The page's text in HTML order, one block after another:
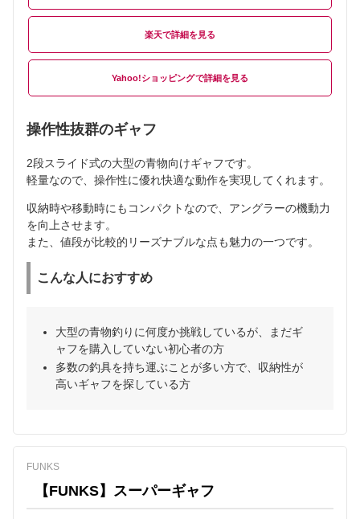
楽天
Yahoo!ショッピング
操作性抜群のギャフ
2段スライド式の大型の青物向けギャフです。
軽量なので、操作性に優れ快適な動作を実現してくれます。
収納時や移動時にもコンパクトなので、アングラーの機動力
を向上させます。
また、値段が比較的リーズナブルな点も魅力の一つです。
こんな人におすすめ
大型の青物釣りに何度か挑戦しているが、まだギ
ャフを購入していない初心者の方
多数の釣具を持ち運ぶことが多い方で、収納性が
高いギャフを探している方
FUNKS
【FUNKS】スーパーギャフ